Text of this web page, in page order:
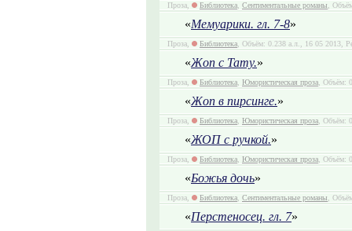
Проза, Библиотека, Сентиментальные романы,
«Мемуарики. гл. 7-8»
Проза, Библиотека, Объём: 0.238 а.л., 16 05 2013,
«Жоп с Тату.»
Проза, Библиотека, Юмористическая проза, Объём:
«Жоп в пирсинге.»
Проза, Библиотека, Юмористическая проза, Объём:
«ЖОП с ручкой.»
Проза, Библиотека, Юмористическая проза, Объём:
«Божья дочь»
Проза, Библиотека, Сентиментальные романы,
«Перстеносец. гл. 7»